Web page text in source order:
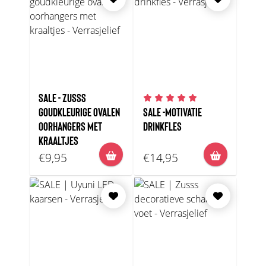
SALE - ZUSSS
GOUDKLEURIGE OVALEN
OORHANGERS MET
KRAALTJES
€9,95
SALE -MOTIVATIE
DRINKFLES
€14,95